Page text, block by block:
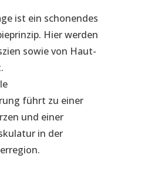
ist ein schonendes
Hier werden
sowie von Haut-
führt zu einer
und einer
in der